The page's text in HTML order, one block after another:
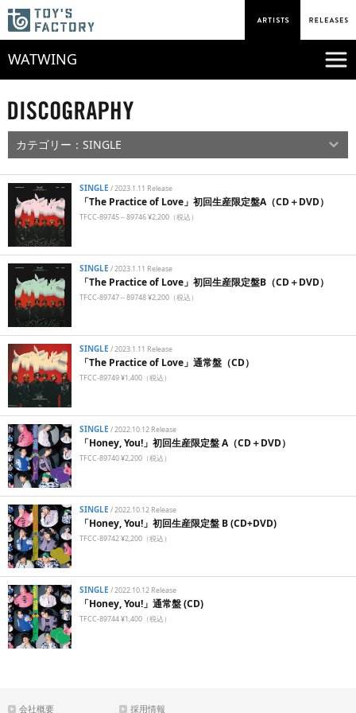
WATWING
SINGLE /2023.1.11 Release
「The Practice of Love」初回生産限定盤A（CD＋DVD）
TFCC-89745～89746 ¥2,200（税込）
SINGLE /2023.1.11 Release
「The Practice of Love」初回生産限定盤B（CD＋DVD）
TFCC-89747～89748 ¥2,200（税込）
SINGLE /2023.1.11 Release
「The Practice of Love」通常盤（CD）
TFCC-89749 ¥1,400（税込）
SINGLE /2022.10.12 Release
「Honey, You!」初回生産限定盤 A（CD＋DVD）
TFCC-89740 ¥2,200（税込）
SINGLE /2022.10.12 Release
「Honey, You!」初回生産限定盤 B (CD+DVD)
TFCC-89742 ¥2,200（税込）
SINGLE /2022.10.12 Release
「Honey, You!」通常盤 (CD)
TFCC-89744 ¥1,400（税込）
会社概要 採用情報